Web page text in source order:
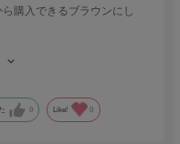
購入できるブラウンにし
んでいるところが遠いとお
全色1セットから購入でき
0 Like! 0